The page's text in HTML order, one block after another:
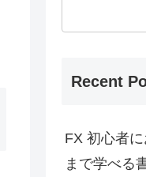
Recent
FX 初心者
まで学べる